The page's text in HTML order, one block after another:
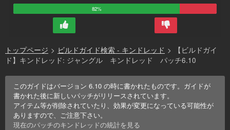
82%
トップページ > ビルドガイド検索 - キンドレッド >
【ビルドガイ
ド】キンドレッド: ジャングル キンドレッド パッチ6.10
このガイドはバージョン6.10 の時に書かれたものです。ガイドが
書かれた後に新しいパッチがリリースされています。
アイテム等が削除されていたり、効果が変更になっている可能性が
ありますので、ご注意下さい。
現在のパッチのキンドレッドの統計を見る